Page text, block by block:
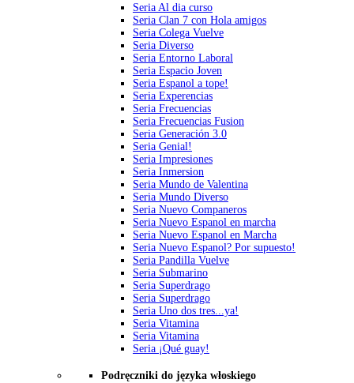
Seria Al dia curso
Seria Clan 7 con Hola amigos
Seria Colega Vuelve
Seria Diverso
Seria Entorno Laboral
Seria Espacio Joven
Seria Espanol a tope!
Seria Experencias
Seria Frecuencias
Seria Frecuencias Fusion
Seria Generación 3.0
Seria Genial!
Seria Impresiones
Seria Inmersion
Seria Mundo de Valentina
Seria Mundo Diverso
Seria Nuevo Companeros
Seria Nuevo Espanol en marcha
Seria Nuevo Espanol en Marcha
Seria Nuevo Espanol? Por supuesto!
Seria Pandilla Vuelve
Seria Submarino
Seria Superdrago
Seria Superdrago
Seria Uno dos tres...ya!
Seria Vitamina
Seria Vitamina
Seria ¡Qué guay!
Podręczniki do języka włoskiego